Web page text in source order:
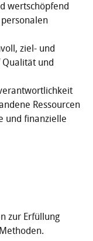
wertschöpfend
ziel- und
und
Ressourcen
und finanzielle
zur Erfüllung